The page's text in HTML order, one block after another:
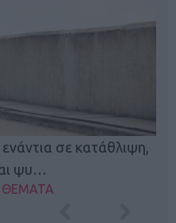
σε κατάθλιψη,
ψυ…
ΘΕΜΑΤΑ